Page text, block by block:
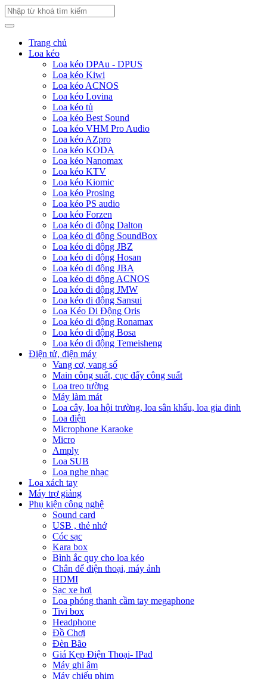
Trang chủ
Loa kéo
Loa kéo DPAu - DPUS
Loa kéo Kiwi
Loa kéo ACNOS
Loa kéo Lovina
Loa kéo tủ
Loa kéo Best Sound
Loa kéo VHM Pro Audio
Loa kéo AZpro
Loa kéo KODA
Loa kéo Nanomax
Loa kéo KTV
Loa kéo Kiomic
Loa kéo Prosing
Loa kéo PS audio
Loa kéo Forzen
Loa kéo di động Dalton
Loa kéo di động SoundBox
Loa kéo di động JBZ
Loa kéo di động Hosan
Loa kéo di động JBA
Loa kéo di động ACNOS
Loa kéo di động JMW
Loa kéo di động Sansui
Loa Kéo Di Động Oris
Loa kéo di động Ronamax
Loa kéo di động Bosa
Loa kéo di động Temeisheng
Điện tử, điện máy
Vang cơ, vang số
Main công suất, cục đẩy công suất
Loa treo tường
Máy làm mát
Loa cây, loa hội trường, loa sân khấu, loa gia đinh
Loa điện
Microphone Karaoke
Micro
Amply
Loa SUB
Loa nghe nhạc
Loa xách tay
Máy trợ giảng
Phụ kiện công nghệ
Sound card
USB , thẻ nhớ
Cóc sạc
Kara box
Bình ắc quy cho loa kéo
Chân để điện thoại, máy ảnh
HDMI
Sạc xe hơi
Loa phóng thanh cầm tay megaphone
Tivi box
Headphone
Đồ Chơi
Đèn Bão
Giá Kẹp Điện Thoại- IPad
Máy ghi âm
Máy chiếu phim